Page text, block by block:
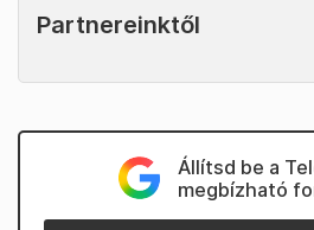
Partnereinktől
Állítsd be a
megbízható